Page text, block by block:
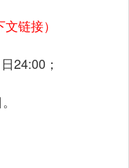
链接）
24:00；